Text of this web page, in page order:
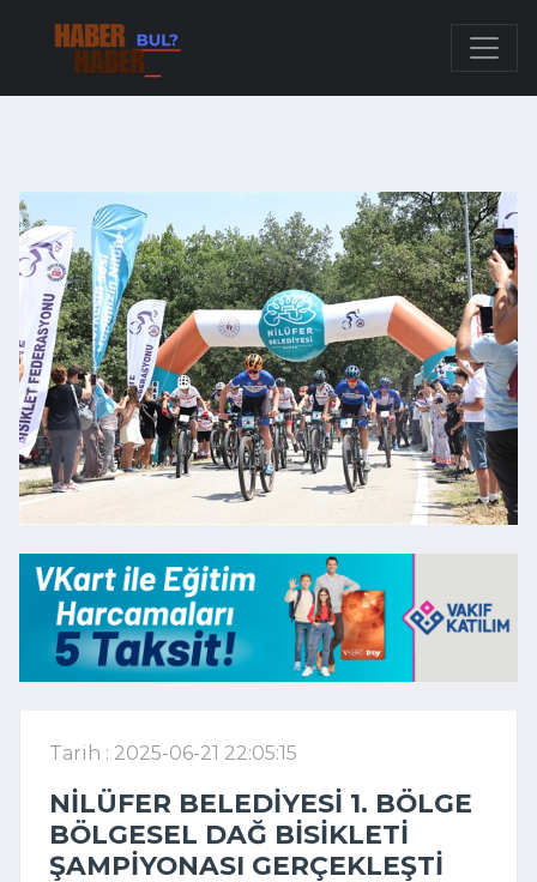
Tarih : 2025-06-21 22:05:15
NILÜFER BELEDIYESI 1. BÖLGE
BÖLGESEL DAĞ BISIKLETI
ŞAMPIYONASI GERÇEKLEŞTI